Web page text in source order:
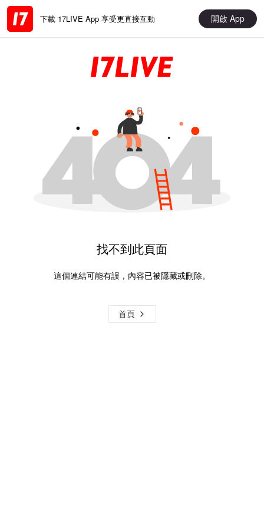
下載 17LIVE App 享受更直接互動 開啟 App
找不到此頁面
這個連結可能有誤，內容已被隱藏或刪除。
首頁